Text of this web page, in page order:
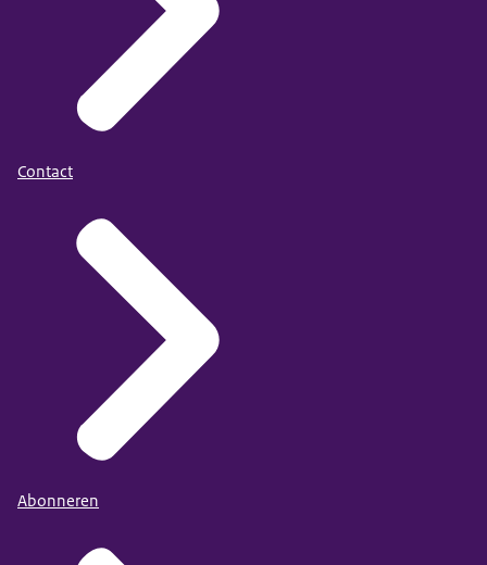
Contact
Abonneren